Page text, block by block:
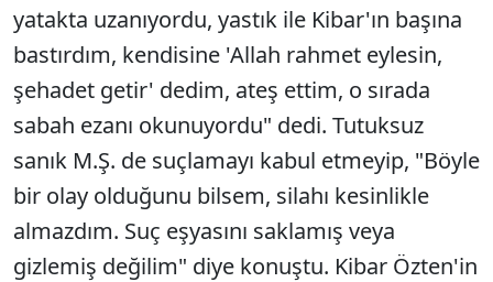
yatakta uzanıyordu, yastık ile Kibar'ın başına
bastırdım, kendisine 'Allah rahmet eylesin,
şehadet getir' dedim, ateş ettim, o sırada
sabah ezanı okunuyordu" dedi. Tutuksuz
sanık M.Ş. de suçlamayı kabul etmeyip, "Böyle
bir olay olduğunu bilsem, silahı kesinlikle
almazdım. Suç eşyasını saklamış veya
gizlemiş değilim" diye konuştu. Kibar Özten'in